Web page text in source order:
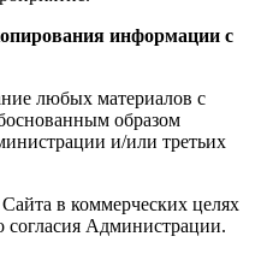
информации с
любых материалов с
образом
и/или третьих
в коммерческих целях
согласия Администрации.